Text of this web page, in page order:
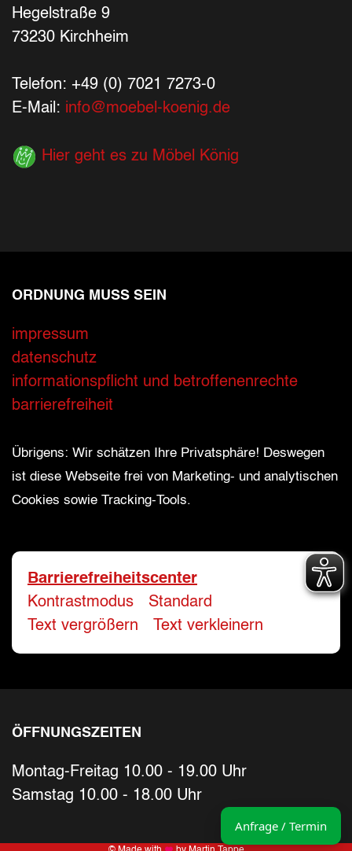
Hegelstraße 9
73230 Kirchheim
Telefon: +49 (0) 7021 7273-0
E-Mail: info@moebel-koenig.de
Hier geht es zu Möbel König
ORDNUNG MUSS SEIN
impressum
datenschutz
informationspflicht und betroffenenrechte
barrierefreiheit
Übrigens: Wir schätzen Ihre Privatsphäre! Deswegen
ist diese Webseite frei von Marketing- und analytischen
Cookies sowie Tracking-Tools.
Barrierefreiheitscenter
Kontrastmodus
Standard
Text vergrößern
Text verkleinern
ÖFFNUNGSZEITEN
Montag-Freitag 10.00 - 19.00 Uhr
Samstag 10.00 - 18.00 Uhr
Anfrage / Termin
Ihre Kontaktdaten
Alle mit Stern gekennzeichneten Felder
Name
E-Mail-Adresse*
Bitte geben Sie eine gültige E-Mail-
Ihr Wunschtermin / Rückruf
Bitte wählen
Datum
Sie können ein Datum ab übermorgen